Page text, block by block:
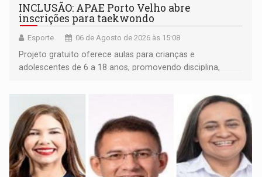
INCLUSÃO: APAE Porto Velho abre
inscrições para taekwondo
Esporte 06 de Agosto de 2026 às 15:08
Projeto gratuito oferece aulas para crianças e
adolescentes de 6 a 18 anos, promovendo disciplina,